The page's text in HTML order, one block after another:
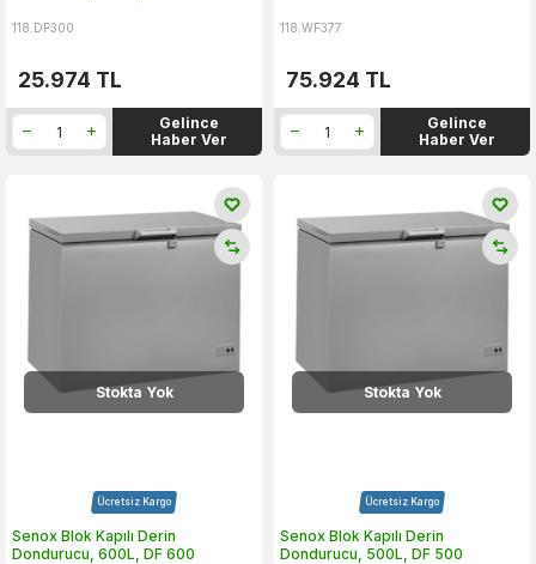
118.DF300
25.974 TL
Gelince
Haber Ver
118.WF377
75.924 TL
Gelince
Haber Ver
Stokta Yok
Ücretsiz Kargo
Senox Blok Kapılı Derin
Dondurucu, 600L, DF 600
Stokta Yok
Ücretsiz Kargo
Senox Blok Kapılı Derin
Dondurucu, 500L, DF 500